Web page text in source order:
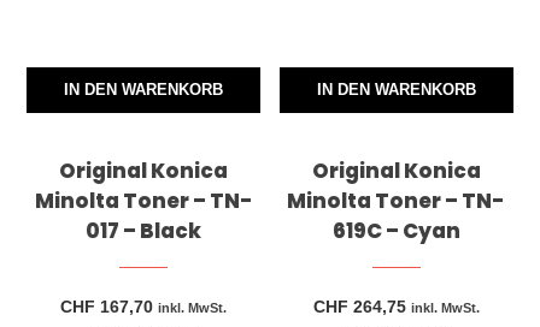
IN DEN WARENKORB
Original Konica
Minolta Toner – TN-
017 – Black
CHF 167,70 inkl. MwSt.
IN DEN WARENKORB
Original Konica
Minolta Toner – TN-
619C – Cyan
CHF 264,75 inkl. MwSt.